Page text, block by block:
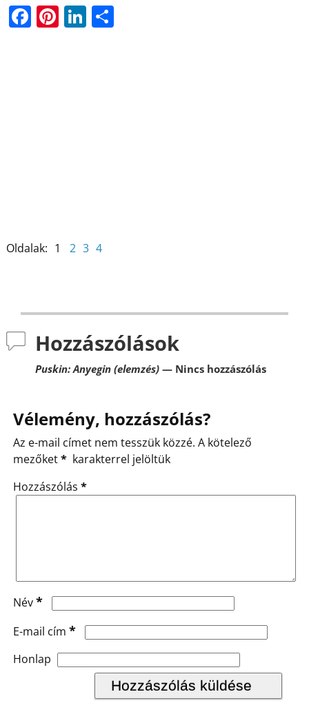
F Pi Li O
Oldalak: 1 2 3 4
Hozzászólások
Puskin: Anyegin (elemzés)— Nincs hozzászólás
Vélemény, hozzászólás?
Az e-mail címet nem tesszük közzé. A kötelező
mezőket* karakterrel jelöltük
Hozzászólás *
Név*
E-mail cím *
Honlap